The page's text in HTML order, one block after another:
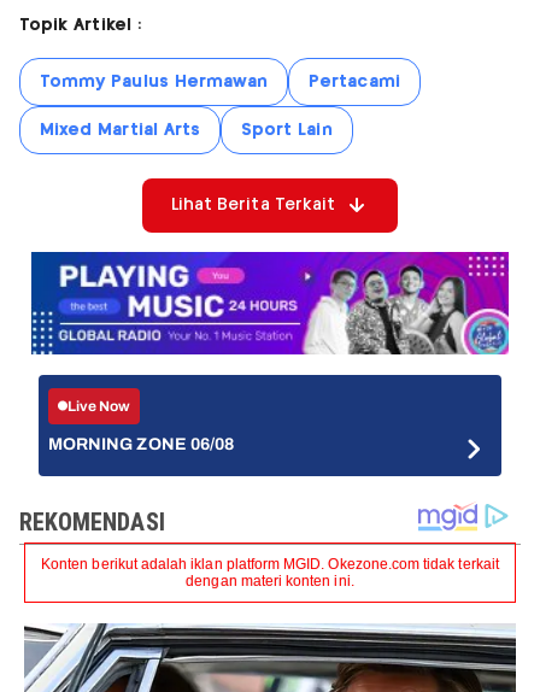
Topik Artikel :
Tommy Paulus Hermawan Pertacami
Mixed Martial Arts Sport Lain
Lihat Berita Terkait
Live Now
MORNING ZONE 06/08